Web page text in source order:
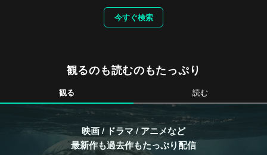
今すぐ検索
観るのも読むのもたっぷり
観る 読む
映画 / ドラマ / アニメなど
最新作も過去作もたっぷり配信